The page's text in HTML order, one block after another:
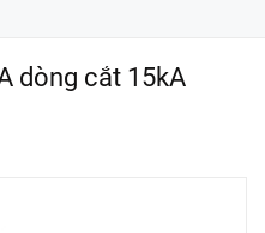
dòng cắt 15kA